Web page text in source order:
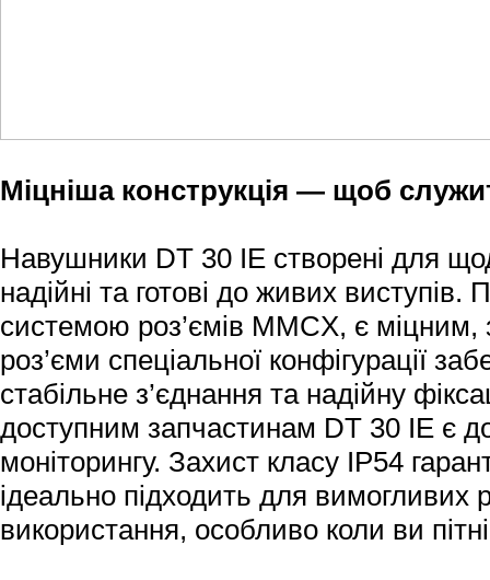
Міцніша конструкція — щоб
Навушники DT 30 IE створені для
надійні та готові до живих
системою роз’ємів MMCX, є
роз’єми спеціальної конфігурації
стабільне з’єднання та надійну
доступним запчастинам DT 30 IE є
моніторингу. Захист класу IP54
ідеально підходить для вимогливих
використання, особливо коли ви